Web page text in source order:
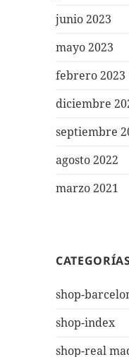
junio 2023
mayo 2023
febrero 2023
diciembre
septiembre
agosto 2022
marzo 2021
shop-
shop-index
shop-real